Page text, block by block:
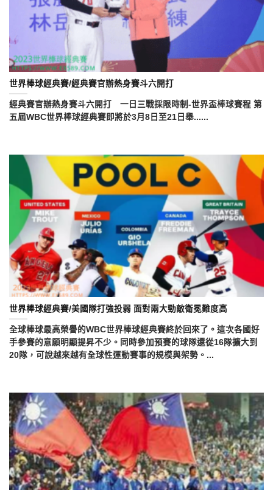
世界棒球經典賽/經典賽官辦熱身賽斗六開打
經典賽官辦熱身賽斗六開打 一日三戰採限時制-世界盃棒球賽程 第
五屆WBC世界棒球經典賽即將於3月8日至21日舉......
世界棒球經典賽/美國隊打強投弱 面對兩大勁敵衛冕難度高
全球棒球最高榮譽的WBC世界棒球經典賽終於回來了。這次各國好
手參賽的意願明顯提昇不少。同時參加預賽的球隊還從16隊擴大到
20隊，可說越來越有全球性運動賽事的規模與架勢。...